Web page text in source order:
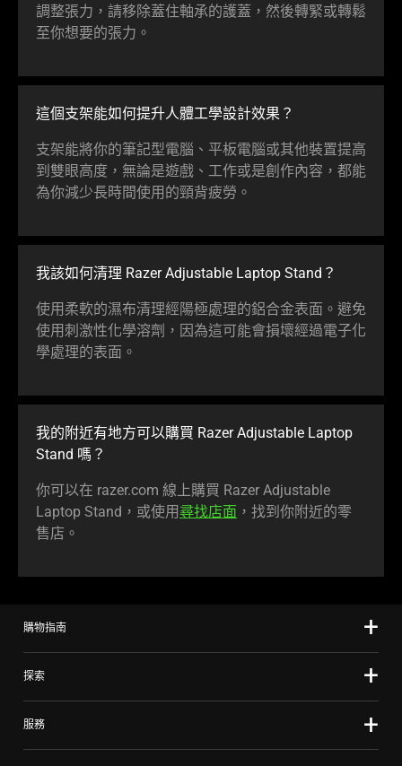
調整張力，請移除蓋住軸承的護蓋，然後轉緊或轉鬆
至你想要的張力 。
這個支架能如何提升人體工學設計效果 ？
支架能將你的筆記型電腦、平板電腦或其他裝置提高
到雙眼高度，無論是遊戲、工作或是創作內容，都能
為你減少長時間使用的頸背疲勞 。
我該如何清理 Razer Adjustable Laptop Stand？
使用柔軟的濕布清理經陽極處理的鋁合金表面。避免
使用刺激性化學溶劑，因為這可能會損壞經過電子化
學處理的表面 。
我的附近有地方可以購買 Razer Adjustable Laptop
Stand 嗎？
你可以在 razer.com 線上購買 Razer Adjustable
Laptop Stand，或使用尋找店面 ，找到你附近的零
售店 。
購物指南
探索
服務